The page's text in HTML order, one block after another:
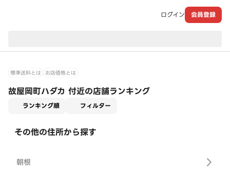
ログイン 会員登録
標準送料とは お店価格とは
故屋岡町ハダカ 付近の店舗ランキング
ランキング順 フィルター
その他の住所から探す
朝根